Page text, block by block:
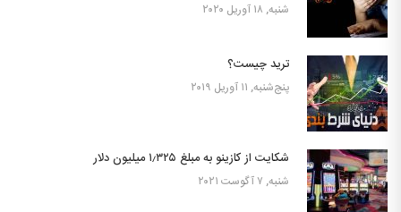
شنبه, ۱۸ آوریل ۲۰۲۰
ترید چیست؟
پنج‌شنبه, ۱۱ آوریل ۲۰۱۹
شکایت از کازینو به مبلغ ۱٫۳۲۵ میلیون دلار
شنبه, ۷ آگوست ۲۰۲۱